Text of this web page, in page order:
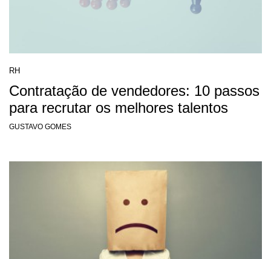
RH
Contratação de vendedores: 10 passos
para recrutar os melhores talentos
GUSTAVO GOMES